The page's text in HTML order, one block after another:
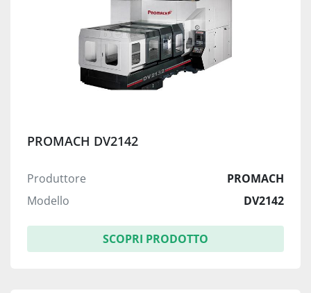
PROMACH DV2142
Produttore
PROMACH
Modello
DV2142
SCOPRI PRODOTTO